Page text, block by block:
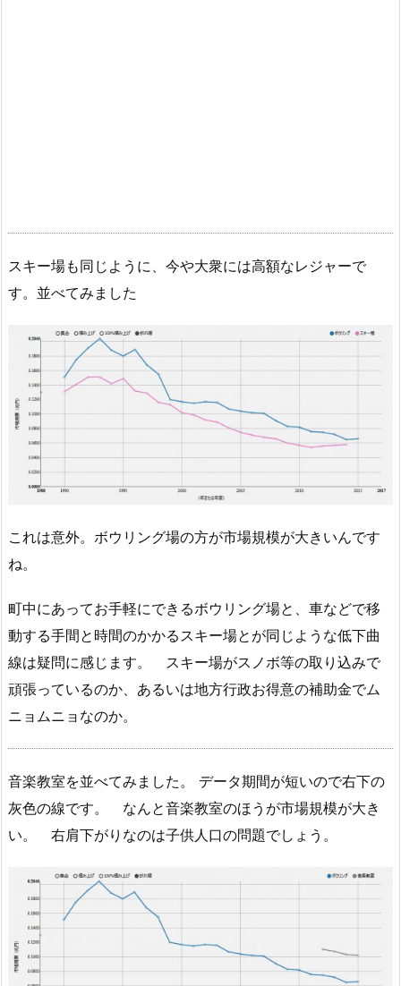
スキー場も同じように、今や大衆には高額なレジャーで
す。並べてみました
これは意外。ボウリング場の方が市場規模が大きいんです
ね。
町中にあってお手軽にできるボウリング場と、車などで移
動する手間と時間のかかるスキー場とが同じような低下曲
線は疑問に感じます。 スキー場がスノボ等の取り込みで
頑張っているのか、あるいは地方行政お得意の補助金でム
ニョムニョなのか。
音楽教室を並べてみました。 データ期間が短いので右下の
灰色の線です。 なんと音楽教室のほうが市場規模が大き
い。 右肩下がりなのは子供人口の問題でしょう。